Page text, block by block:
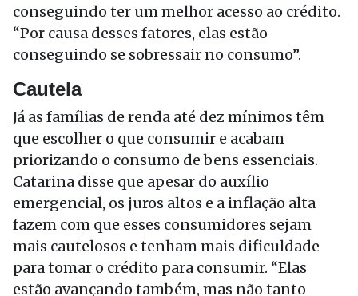
conseguindo ter um melhor acesso ao crédito.
“Por causa desses fatores, elas estão
conseguindo se sobressair no consumo”.
Cautela
Já as famílias de renda até dez mínimos têm
que escolher o que consumir e acabam
priorizando o consumo de bens essenciais.
Catarina disse que apesar do auxílio
emergencial, os juros altos e a inflação alta
fazem com que esses consumidores sejam
mais cautelosos e tenham mais dificuldade
para tomar o crédito para consumir. “Elas
estão avançando também, mas não tanto